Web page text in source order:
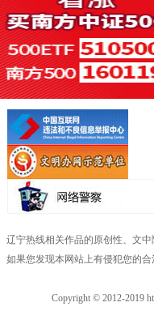
辽宁热线相关作品的原创性、文
如果您发现本网站上有侵犯您的
Copyright © 2012-2019